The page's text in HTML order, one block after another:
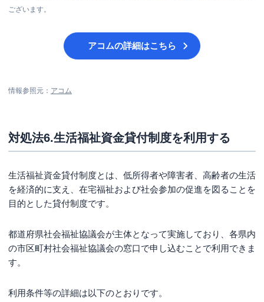
ございます。
アコムの詳細はこちら
情報参照元： アコム
対処法6.生活福祉資金貸付制度を利用する
生活福祉資金貸付制度とは、低所得者や障害者、高齢者の生活
を経済的に支え、在宅福祉および社会参加の促進を図ることを
目的とした貸付制度です。
都道府県社会福祉協議会が主体となって実施しており、各県内
の市区町村社会福祉協議会の窓口で申し込むことで利用できま
す。
利用条件等の詳細は以下のとおりです。